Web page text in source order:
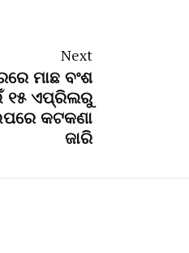
Next
ମାଛ ବଂଶ
୧୫ ଏପ୍ରିଲରୁ
କଟକଣା
ଜାରି